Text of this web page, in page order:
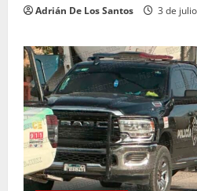
Adrián De Los Santos 3 de